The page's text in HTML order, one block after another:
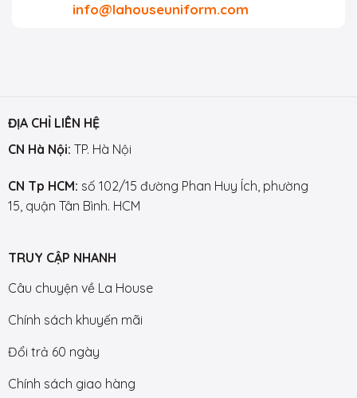
info@lahouseuniform.com
ĐỊA CHỈ LIÊN HỆ
CN Hà Nội: TP. Hà Nội
CN Tp HCM: số 102/15 đường Phan Huy Ích, phường
15, quận Tân Bình. HCM
TRUY CẬP NHANH
Câu chuyện về La House
Chính sách khuyến mãi
Đổi trả 60 ngày
Chính sách giao hàng